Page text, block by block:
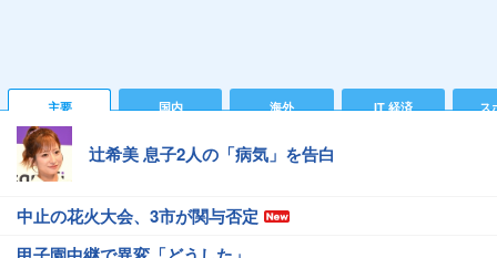
主要 国内 海外 IT 経済 ス
辻希美 息子2人の「病気」を告白
中止の花火大会、3市が関与否定